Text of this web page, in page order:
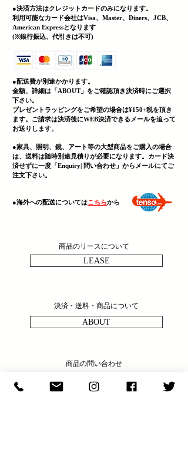
●決済方法はクレジットカードのみになります。
利用可能なカード会社はVisa、Master、Diners、JCB、
American Expressとなります
(​※銀行振込、代引きは不可)
●配送費が別途かかります。
金額、詳細は「 ABOUT」をご確認頂き決済時にご選択
下さい。
プレゼントラッピングをご希望の場合は¥150+税を頂き
ます。ご請求は決済後にWEB決済できるメールを追って
お送りします。
●家具、照明、鏡、 アート等の大型商品をご購入の場合
は、送料は随時別途見積りが必要になります。カード決
済せずに一度「Enquiry| 問い合わせ」からメールにてご
注文下さい。
​●海外への配送についてはこちらから
商品のリースについて
LEASE
決済・送料・商品について
ABOUT
商品の問い合わせ
ENQULRY